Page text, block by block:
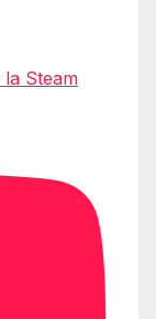
la Steam